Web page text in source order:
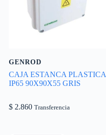
GENROD
CAJA ESTANCA PLASTICA
IP65 90X90X55 GRIS
$ 2.860 Transferencia